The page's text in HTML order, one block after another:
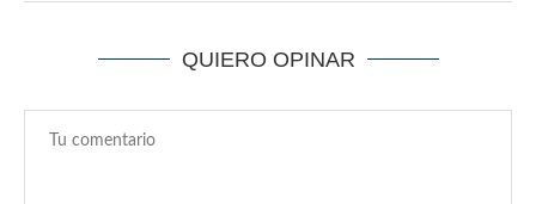
QUIERO OPINAR